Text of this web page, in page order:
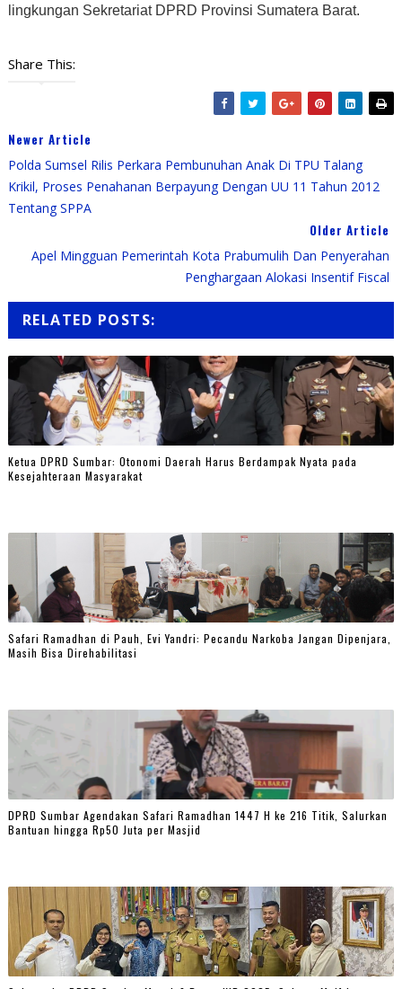
lingkungan Sekretariat DPRD Provinsi Sumatera Barat.
Share This:
Newer Article
Polda Sumsel Rilis Perkara Pembunuhan Anak Di TPU Talang
Krikil, Proses Penahanan Berpayung Dengan UU 11 Tahun 2012
Tentang SPPA
Older Article
Apel Mingguan Pemerintah Kota Prabumulih Dan Penyerahan
Penghargaan Alokasi Insentif Fiscal
RELATED POSTS:
Ketua DPRD Sumbar: Otonomi Daerah Harus Berdampak Nyata pada
Kesejahteraan Masyarakat
Safari Ramadhan di Pauh, Evi Yandri: Pecandu Narkoba Jangan Dipenjara,
Masih Bisa Direhabilitasi
DPRD Sumbar Agendakan Safari Ramadhan 1447 H ke 216 Titik, Salurkan
Bantuan hingga Rp50 Juta per Masjid